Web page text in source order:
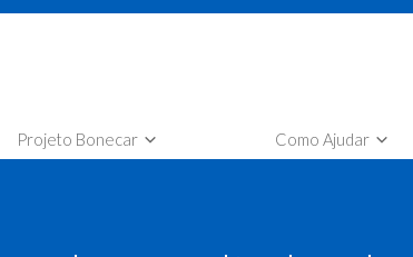
Projeto Bonecar Como Ajudar